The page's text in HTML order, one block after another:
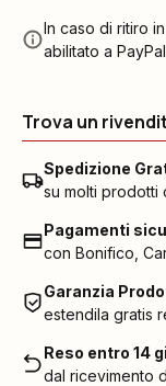
In caso di ritiro
abilitato a
Trova un
Spedizione
su molti prodotti
Pagamenti
con Bonifico,
Garanzia
estendila gratis
Reso entro 14
dal ricevimento